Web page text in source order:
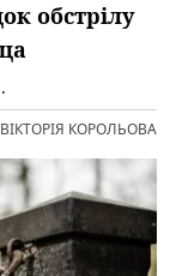
обстрілу
ВІКТОРІЯ КОРОЛЬОВА